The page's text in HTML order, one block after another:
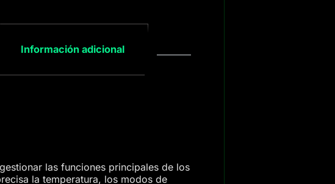
Información adicional
las funciones principales de los
la temperatura, los modos de